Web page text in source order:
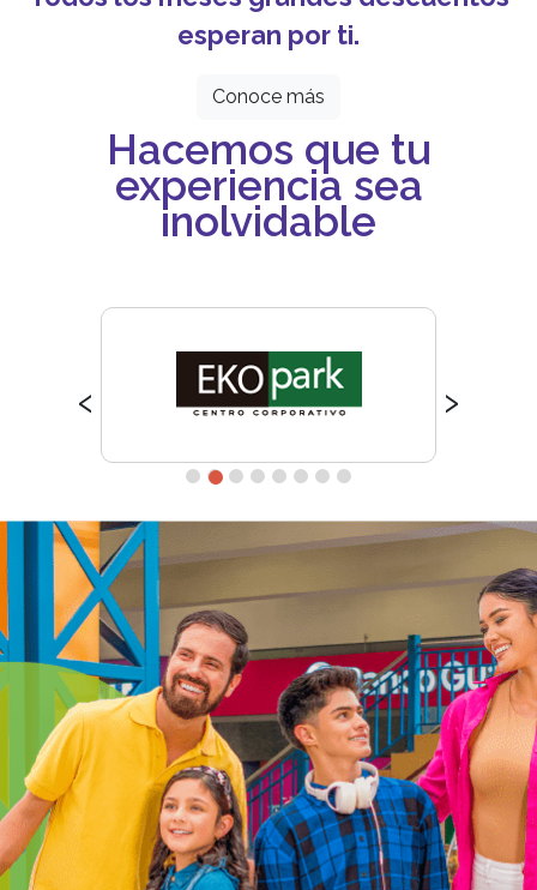
esperan por ti.
Conoce más
Hacemos que tu
experiencia sea
inolvidable
‹ ›